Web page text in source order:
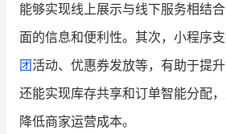
能够实现线上展示与线下服务相结
面的信息和便利性。其次，小程序
团活动、优惠券发放等，有助于提
还能实现库存共享和订单智能分配，
降低商家运营成本。